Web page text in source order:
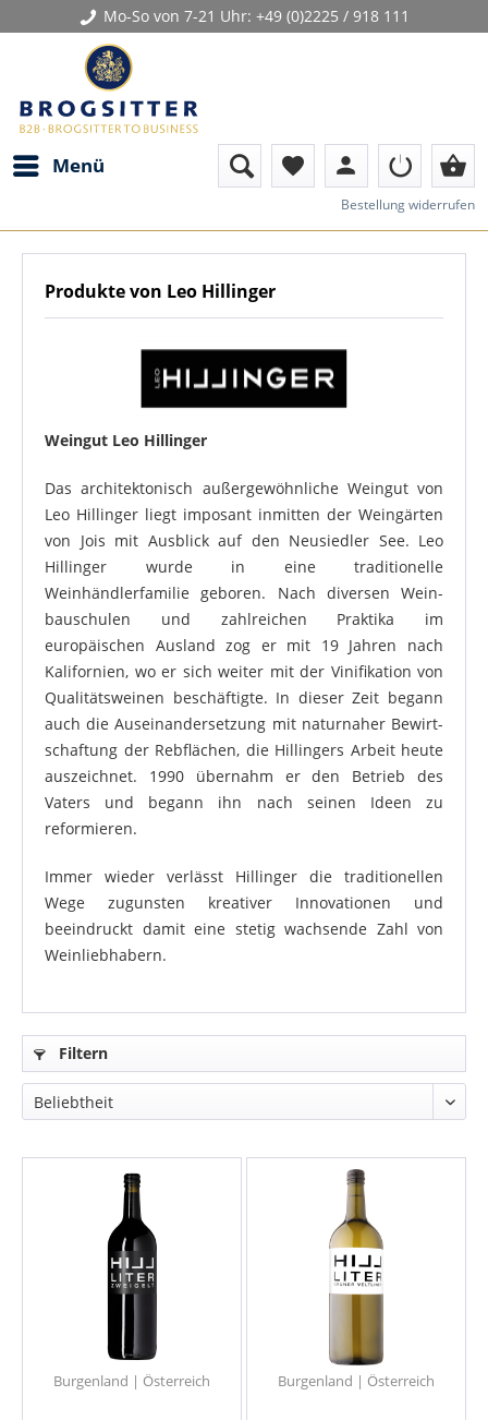
Mo-So von 7-21 Uhr: +49 (0)2225 / 918 111
Menü favorite person shopping_basket
Bestellung widerrufen
Produkte von Leo Hillinger
Weingut Leo Hillinger
Das architektonisch außergewöhnliche Weingut von
Leo Hillinger liegt imposant inmitten der Weingärten
von Jois mit Ausblick auf den Neusiedler See. Leo
Hillinger wurde in eine traditionelle
Weinhändlerfamilie geboren. Nach diversen Wein­
bauschulen und zahlreichen Praktika im
europäischen Ausland zog er mit 19 Jahren nach
Kalifornien, wo er sich weiter mit der Vinifikation von
Qualitätsweinen beschäftigte. In dieser Zeit begann
auch die Auseinander­setzung mit naturnaher Bewirt­
schaftung der Rebflächen, die Hillingers Arbeit heute
auszeichnet. 1990 übernahm er den Betrieb des
Vaters und begann ihn nach seinen Ideen zu
reformieren.
Immer wieder verlässt Hillinger die traditionellen
Wege zugunsten kreativer Innovationen und
beeindruckt damit eine stetig wachsende Zahl von
Weinliebhabern.
Filtern
Burgenland | Österreich Burgenland | Österreich